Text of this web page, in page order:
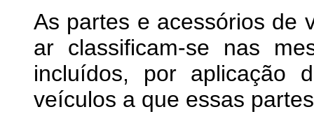
As partes e acessórios de
ar classificam-se nas
incluídos, por aplicação
veículos a que essas